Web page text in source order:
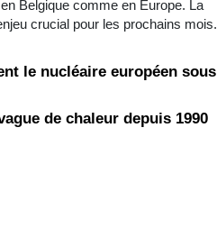
Belgique comme en Europe. La
crucial pour les prochains mois.
le nucléaire européen sous
de chaleur depuis 1990